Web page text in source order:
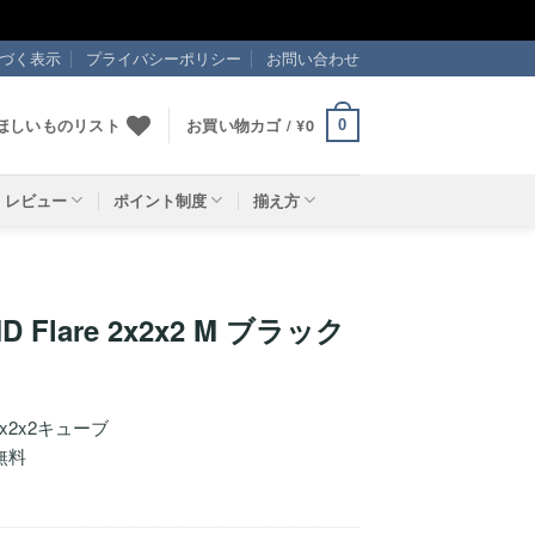
く表示 プライバシーポリシー お問い合わせ
しいものリスト お買い物カゴ /¥0 0
レビュー ポイント制度 揃え方
Flare 2x2x2 M ブラック
キューブ
料